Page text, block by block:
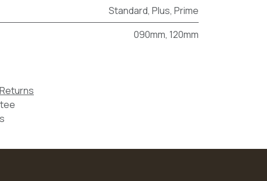
Standard, Plus, Prime
090mm, 120mm